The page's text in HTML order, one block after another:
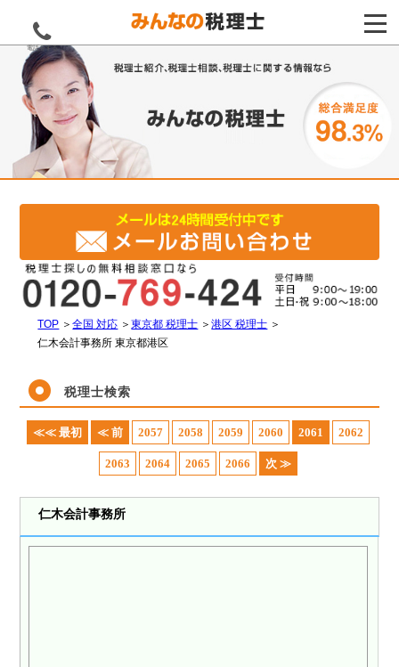
電話をする
TOP ＞全国 対応 ＞東京都 税理士 ＞港区 税理士 ＞
仁木会計事務所 東京都港区
税理士検索
≪≪ 最初 ≪ 前 2057 2058 2059 2060 2061 2062
2063 2064 2065 2066 次 ≫
仁木会計事務所